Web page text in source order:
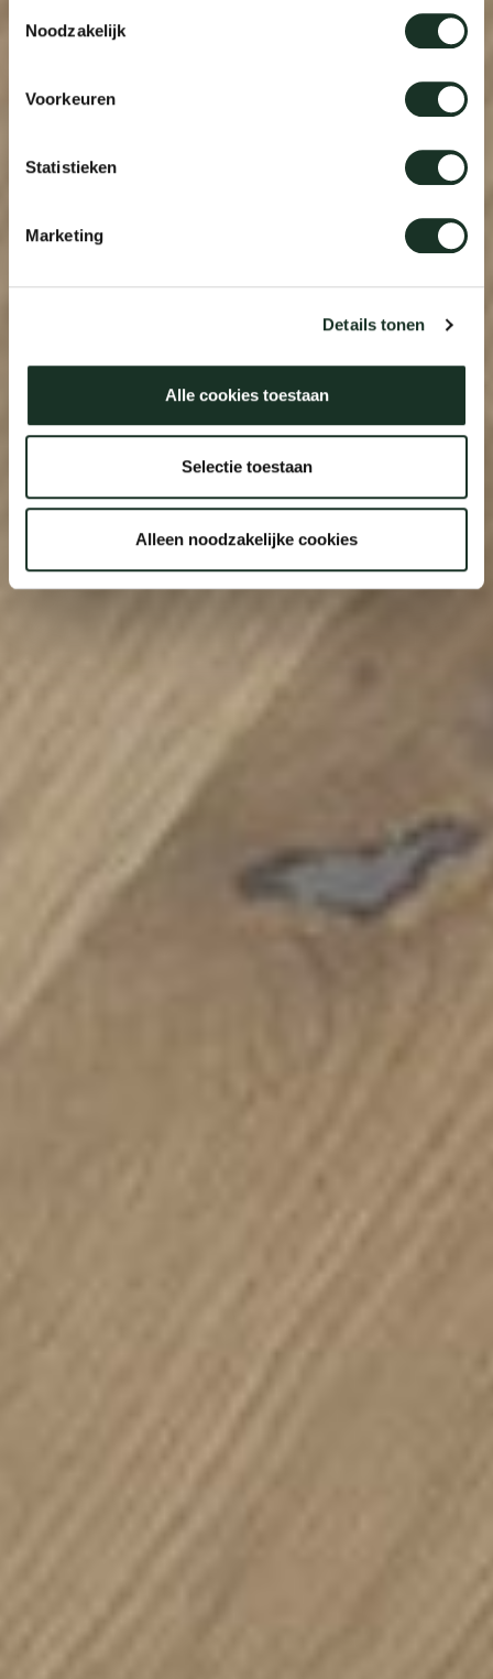
Noodzakelijk
Voorkeuren
Statistieken
Marketing
Details tonen
Alle cookies toestaan
Selectie toestaan
Alleen noodzakelijke cookies